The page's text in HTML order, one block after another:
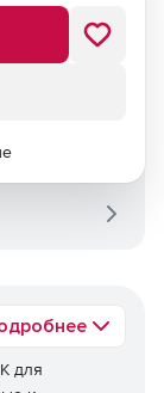
для